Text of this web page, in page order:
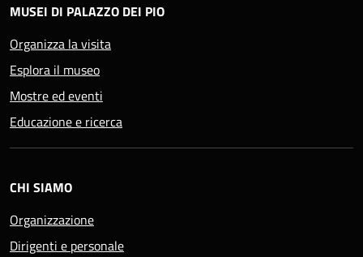
MUSEI DI PALAZZO DEI PIO
Organizza la visita
Esplora il museo
Mostre ed eventi
Educazione e ricerca
CHI SIAMO
Organizzazione
Dirigenti e personale